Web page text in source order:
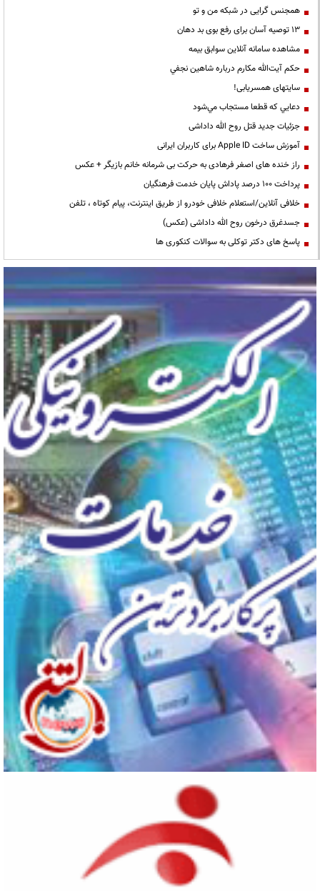
همجنس گرایی در شبکه من و تو
13 توصیه آسان برای رفع بوی بد دهان
مشاهده سامانه آنلاين سوابق بیمه
حكم آيت‌الله مكارم درباره شاهين نجفي
سایتهای همسریابی!
دعايي كه قطعا مستجاب مي‌شود
جزئیات جدید قتل روح الله داداشی
آموزش ساخت Apple ID برای کاربران ایرانی
راز خنده های اصغر فرهادی به حرکت بی شرمانه خانم بازیگر + عکس
پرداخت ۱۰۰ درصد پاداش پایان خدمت فرهنگیان
خلافی آنلاین/استعلام خلافی خودرو از طریق اینترنت، پیام کوتاه ، تلفن
جسدغرق درخون روح الله داداشی (عکس)
پاسخ های دکتر توکلی به سوالات کنکوری ها